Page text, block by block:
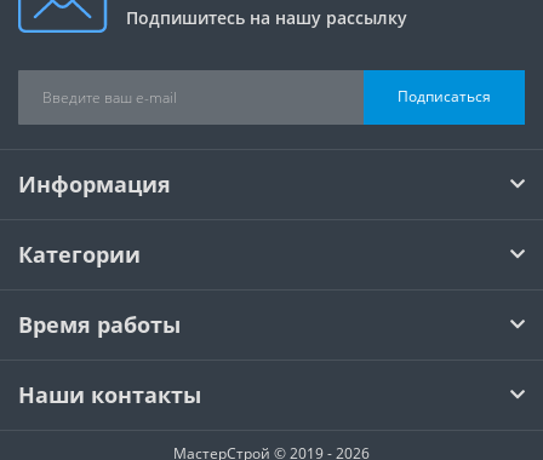
Подпишитесь на нашу рассылку
Подписаться
Информация
Категории
Время работы
Наши контакты
МастерСтрой © 2019 - 2026